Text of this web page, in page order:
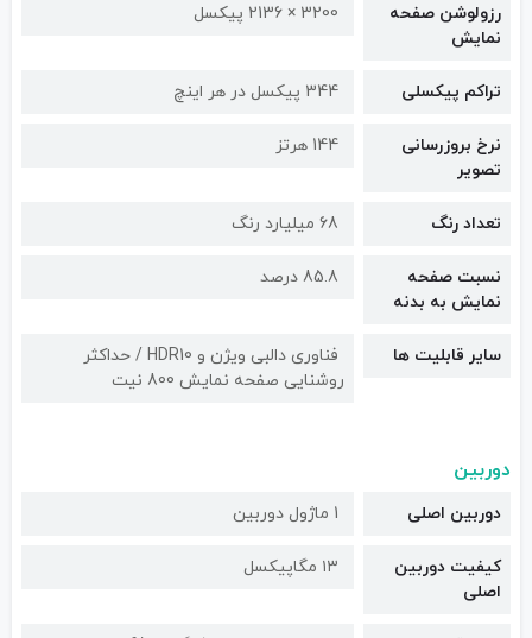
رزولوشن صفحه
نمایش
3200 × 2136 پیکسل
تراکم پیکسلی 344 پیکسل در هر اینچ
نرخ بروزرسانی
تصویر
144 هرتز
تعداد رنگ 68 میلیارد رنگ
نسبت صفحه
نمایش به بدنه
85.8 درصد
سایر قابلیت ها
فناوری دالبی ویژن و HDR10 / حداکثر
روشنایی صفحه نمایش 800 نیت
دوربین
دوربین اصلی 1 ماژول دوربین
کیفیت دوربین‌
اصلی
۱۳ مگاپیکسل